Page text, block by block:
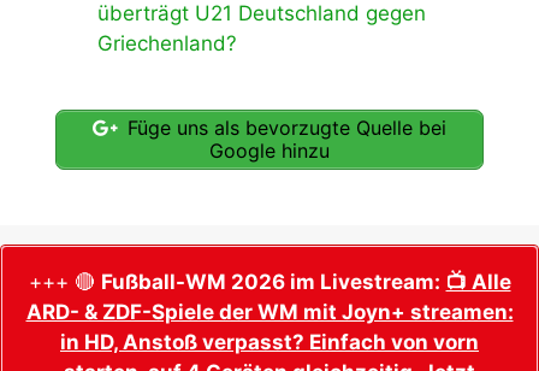
überträgt U21 Deutschland gegen
Griechenland?
Füge uns als bevorzugte Quelle bei
Google hinzu
+++ 🔴 Fußball-WM 2026 im Livestream: 📺 Alle
ARD- & ZDF-Spiele der WM mit Joyn+ streamen:
in HD, Anstoß verpasst? Einfach von vorn